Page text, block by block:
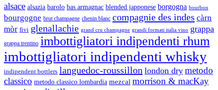
alsace alsazia barolo bas armagnac blended japponese borgogna bourbon
bourgogne brut champagne chenin blanc compagnie des indes càrn
mòr fivi glenallachie grand cru champagne grandi formati italia vino grappa
grappa trentino imbottigliatori indipendenti rhum
imbottigliatori indipendenti whisky
indipendent bottlers languedoc-roussillon london dry metodo
classico metodo classico lombardia mezcal morrison & macKay